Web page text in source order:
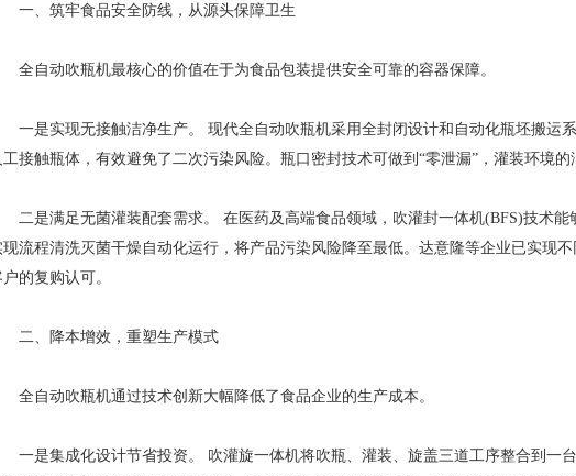
、筑牢食品安全防线，从源头保障卫生
自动吹瓶机最核心的价值在于为食品包装提供安全可靠的容器保障。
是实现无接触洁净生产。 现代全自动吹瓶机采用全封闭设计和自动化瓶坯搬运
工接触瓶体，有效避免了二次污染风险。瓶口密封技术可做到“零泄漏”，灌装环境
是满足无菌灌装配套需求。 在医药及高端食品领域，吹灌封一体机(BFS)技术能
现流程清洗灭菌干燥自动化运行，将产品污染风险降至最低。达意隆等企业已实现
的复购认可。
、降本增效，重塑生产模式
自动吹瓶机通过技术创新大幅降低了食品企业的生产成本。
是集成化设计节省投资。 吹灌旋一体机将吹瓶、灌装、旋盖三道工序整合到一